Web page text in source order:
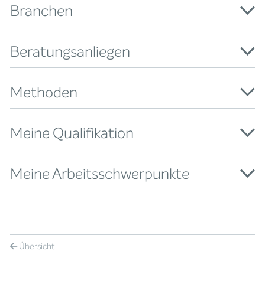
Branchen
Beratungsanliegen
Methoden
Meine Qualifikation
Meine Arbeitsschwerpunkte
Übersicht